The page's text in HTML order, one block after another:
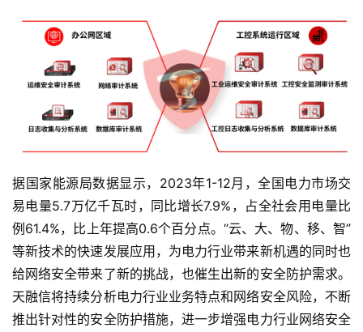
据国家能源局数据显示，2023年1-12月，全国电力市场交
易电量5.7万亿千瓦时，同比增长7.9%，占全社会用电量比
例61.4%，比上年提高0.6个百分点。“云、大、物、移、智”
等新技术的快速发展应用，为电力行业带来新机遇的同时也
给网络安全带来了新的挑战，也催生出新的安全防护需求。
天融信将持续分析电力行业业务特点和网络安全风险，不断
推出针对性的安全防护措施，进一步增强电力行业网络安全